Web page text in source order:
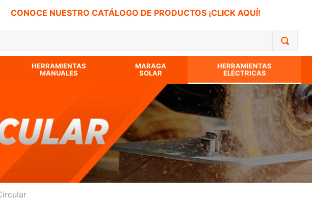
CONOCE NUESTRO CATÁLOGO DE PRODUCTOS ¡CLICK AQUÍ!
HERRAMIENTAS
MANUALES
MARAGA
SOLAR
HERRAMIENTAS
ELÉCTRICAS
MÁS BUSCADOS